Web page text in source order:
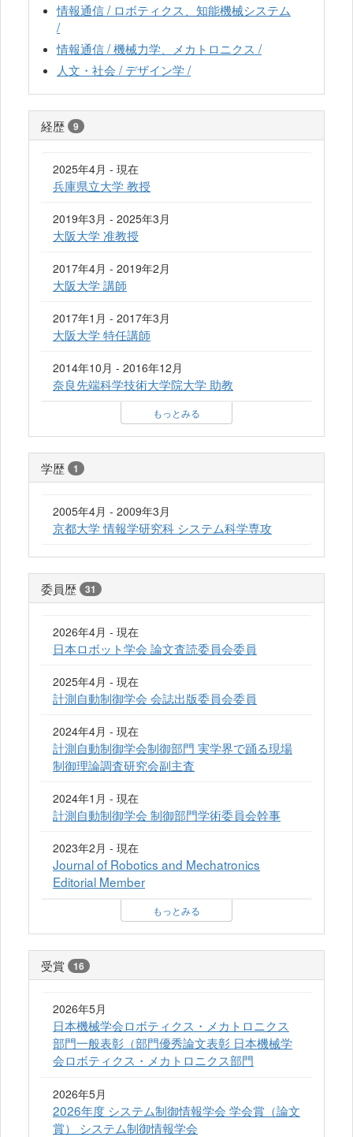
情報通信 / ロボティクス、知能機械システム
/
情報通信 / 機械力学、メカトロニクス /
人文・社会 / デザイン学 /
経歴 9
2025年4月 - 現在
兵庫県立大学 教授
2019年3月 - 2025年3月
大阪大学 准教授
2017年4月 - 2019年2月
大阪大学 講師
2017年1月 - 2017年3月
大阪大学 特任講師
2014年10月 - 2016年12月
奈良先端科学技術大学院大学 助教
もっとみる
学歴 1
2005年4月 - 2009年3月
京都大学 情報学研究科 システム科学専攻
委員歴 31
2026年4月 - 現在
日本ロボット学会 論文査読委員会委員
2025年4月 - 現在
計測自動制御学会 会誌出版委員会委員
2024年4月 - 現在
計測自動制御学会制御部門 実学界で踊る現場
制御理論調査研究会副主査
2024年1月 - 現在
計測自動制御学会 制御部門学術委員会幹事
2023年2月 - 現在
Journal of Robotics and Mechatronics
Editorial Member
もっとみる
受賞 16
2026年5月
日本機械学会ロボティクス・メカトロニクス
部門一般表彰（部門優秀論文表彰 日本機械学
会ロボティクス・メカトロニクス部門
2026年5月
2026年度 システム制御情報学会 学会賞（論文
賞） システム制御情報学会